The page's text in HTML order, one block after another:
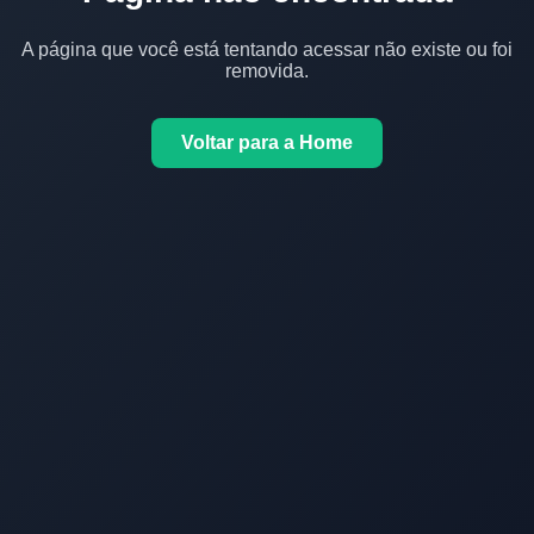
A página que você está tentando acessar não existe ou foi
removida.
Voltar para a Home